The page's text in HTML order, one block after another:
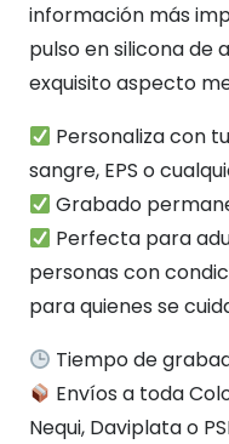
información más
pulso en silicona de
exquisito aspecto
Personaliza con
sangre, EPS o
Grabado
Perfecta para
personas con
para quienes se
Tiempo de
Envíos a toda
Nequi, Daviplata o